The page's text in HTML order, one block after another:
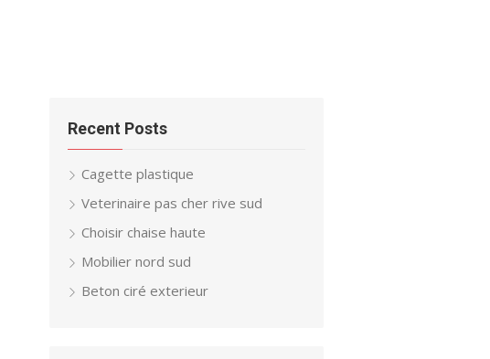
Recent Posts
Cagette plastique
Veterinaire pas cher rive sud
Choisir chaise haute
Mobilier nord sud
Beton ciré exterieur